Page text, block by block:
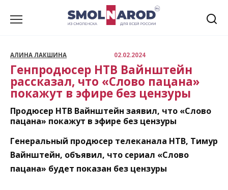
АЛИНА ЛАКШИНА 02.02.2024
Генпродюсер НТВ Вайнштейн
рассказал, что «Слово пацана»
покажут в эфире без цензуры
Продюсер НТВ Вайнштейн заявил, что «Слово
пацана» покажут в эфире без цензуры
Генеральный продюсер телеканала НТВ, Тимур
Вайнштейн, объявил, что сериал «Слово
пацана» будет показан без цензуры